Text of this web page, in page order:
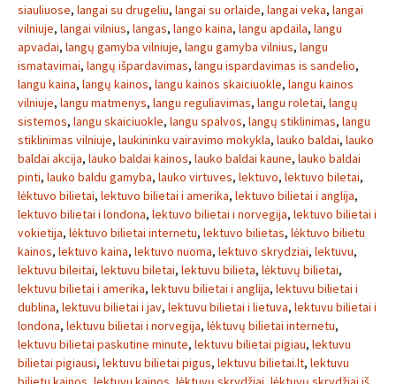
siauliuose, langai su drugeliu, langai su orlaide, langai veka, langai
vilniuje, langai vilnius, langas, lango kaina, langu apdaila, langu
apvadai, langų gamyba vilniuje, langu gamyba vilnius, langu
ismatavimai, langų išpardavimas, langu ispardavimas is sandelio,
langu kaina, langų kainos, langu kainos skaiciuokle, langu kainos
vilniuje, langu matmenys, langu reguliavimas, langu roletai, langų
sistemos, langu skaiciuokle, langu spalvos, langų stiklinimas, langu
stiklinimas vilniuje, laukininku vairavimo mokykla, lauko baldai, lauko
baldai akcija, lauko baldai kainos, lauko baldai kaune, lauko baldai
pinti, lauko baldu gamyba, lauko virtuves, lektuvo, lektuvo biletai,
lėktuvo bilietai, lektuvo bilietai i amerika, lektuvo bilietai i anglija,
lektuvo bilietai i londona, lektuvo bilietai i norvegija, lektuvo bilietai i
vokietija, lėktuvo bilietai internetu, lektuvo bilietas, lėktuvo bilietu
kainos, lektuvo kaina, lektuvo nuoma, lektuvo skrydziai, lektuvu,
lektuvu bileitai, lektuvu biletai, lektuvu bilieta, lėktuvų bilietai,
lektuvu bilietai i amerika, lektuvu bilietai i anglija, lektuvu bilietai i
dublina, lektuvu bilietai i jav, lektuvu bilietai i lietuva, lektuvu bilietai i
londona, lektuvu bilietai i norvegija, lėktuvų bilietai internetu,
lektuvu bilietai paskutine minute, lektuvu bilietai pigiau, lektuvu
bilietai pigiausi, lektuvu bilietai pigus, lektuvu bilietai.lt, lektuvu